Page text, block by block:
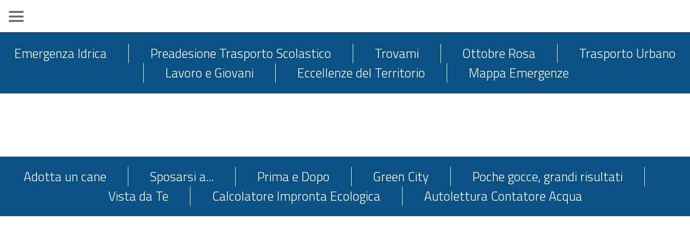
Emergenza Idrica Preadesione Trasporto Scolastico Trovami Ottobre Rosa
Trasporto Urbano
Lavoro e Giovani
Eccellenze del Territorio Mappa Emergenze
Adotta un cane Sposarsi a... Prima e Dopo Green City
Poche gocce, grandi risultati
Vista da Te
Calcolatore Impronta Ecologica Autolettura Contatore Acqua